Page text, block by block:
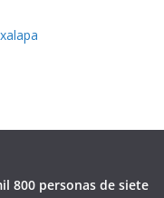
800 personas de siete